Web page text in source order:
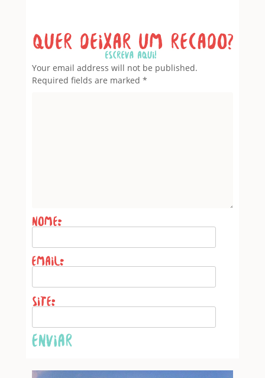
Leave a Reply
Your email address will not be published.
Required fields are marked *
*